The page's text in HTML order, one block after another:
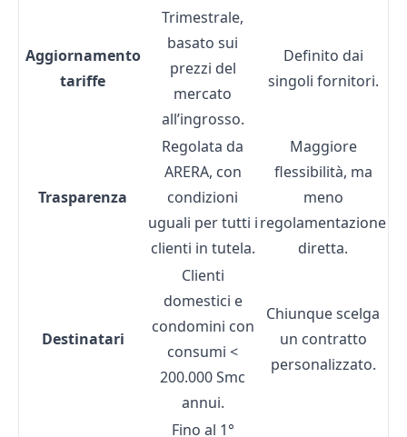
Aggiornamento
tariffe
Trimestrale,
basato sui
prezzi del
mercato
all’ingrosso.
Definito dai
singoli fornitori.
Trasparenza
Regolata da
ARERA, con
condizioni
uguali per tutti i
clienti in tutela.
Maggiore
flessibilità, ma
meno
regolamentazione
diretta.
Destinatari
Clienti
domestici e
condomini con
consumi <
200.000 Smc
annui.
Chiunque scelga
un contratto
personalizzato.
Fino al 1°